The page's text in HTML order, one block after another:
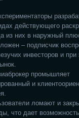
действующего
из них в наружный
– подписчик
инвесторов и
промышляет
и
ломают и
что дает